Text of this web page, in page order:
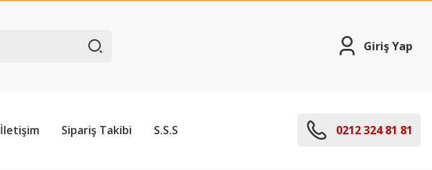
Giriş Yap
İletişim Sipariş Takibi S.S.S 0212 324 81 81